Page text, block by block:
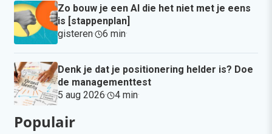
Zo bouw je een AI die het niet met je eens
is [stappenplan]
gisteren· 6 min·
Denk je dat je positionering helder is? Doe
de managementtest
5 aug 2026· 4 min·
Populair